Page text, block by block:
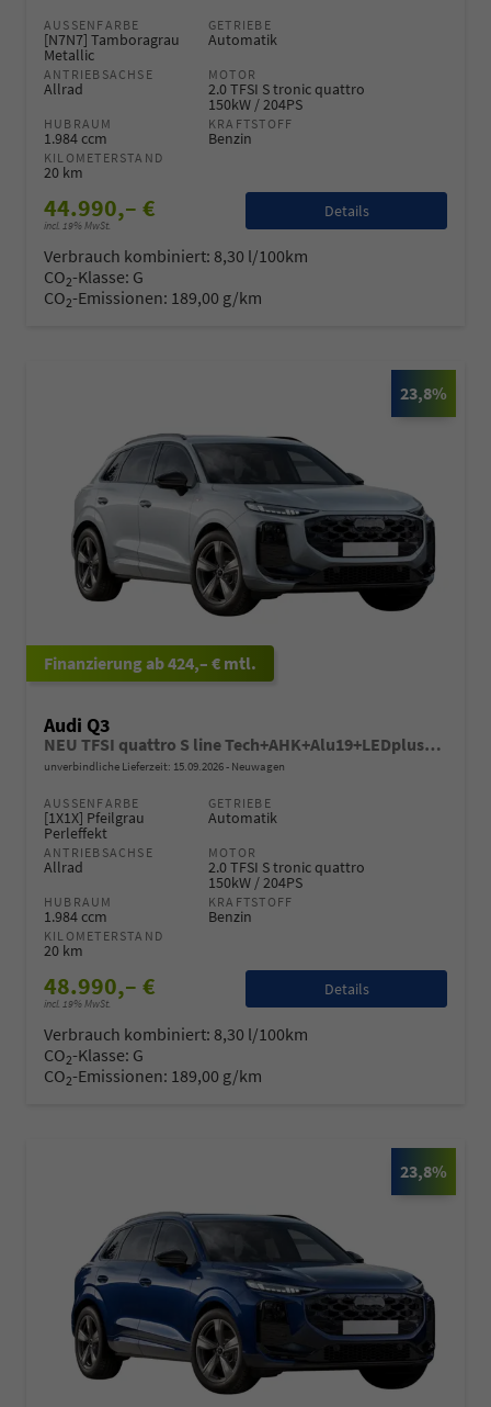
AUSSENFARBE
[N7N7] Tamboragrau
Metallic
GETRIEBE
Automatik
ANTRIEBSACHSE
Allrad
MOTOR
2.0 TFSI S tronic quattro
150kW / 204PS
HUBRAUM
1.984 ccm
KRAFTSTOFF
Benzin
KILOMETERSTAND
20 km
44.990,– €
incl. 19% MwSt.
Details
Verbrauch kombiniert: 8,30 l/100km
CO2-Klasse: G
CO2-Emissionen: 189,00 g/km
23,8%
ab 424,– € mtl.
Audi Q3
NEU TFSI quattro S line Tech+AHK+Alu19+LEDplus+KlimaPlus+ExtSchwarz
unverbindliche Lieferzeit: 15.09.2026 Neuwagen
AUSSENFARBE
[1X1X] Pfeilgrau
Perleffekt
GETRIEBE
Automatik
ANTRIEBSACHSE
Allrad
MOTOR
2.0 TFSI S tronic quattro
150kW / 204PS
HUBRAUM
1.984 ccm
KRAFTSTOFF
Benzin
KILOMETERSTAND
20 km
48.990,– €
incl. 19% MwSt.
Details
Verbrauch kombiniert: 8,30 l/100km
CO2-Klasse: G
CO2-Emissionen: 189,00 g/km
23,8%